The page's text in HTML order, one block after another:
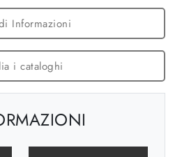
Informazioni
i cataloghi